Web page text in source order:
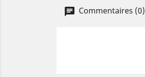
Commentaires (0)